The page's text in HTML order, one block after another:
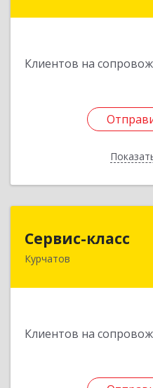
Клиентов на
Сервис-класс
Курчатов
Клиентов на